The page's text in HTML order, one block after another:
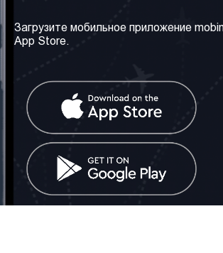
Наши сервисы
Правила
Часто
вопросы
Контакт
Грузия: Тбилиси
Телефон: +442030340050
Email:info@mobinex.com
Загрузите мобильное приложение
App Store.